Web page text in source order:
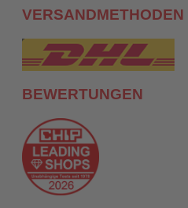
VERSANDMETHODEN
BEWERTUNGEN